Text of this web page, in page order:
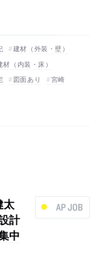
建材（外装・壁）
材（内装・床）
図面あり
宮崎
AP JOB
太
計
中